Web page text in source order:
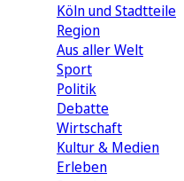
Köln und Stadtteile
Region
Aus aller Welt
Sport
Politik
Debatte
Wirtschaft
Kultur & Medien
Erleben